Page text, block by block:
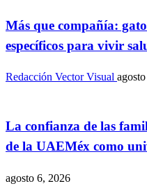
Más que compañía:
específicos para vivir
Redacción Vector Visual
La confianza de las
de la UAEMéx como
agosto 6, 2026